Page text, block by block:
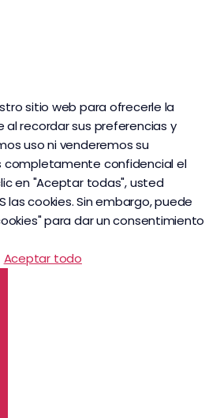
sitio web para ofrecerle la
recordar sus preferencias y
uso ni venderemos su
completamente confidencial el
en "Aceptar todas", usted
las cookies. Sin embargo, puede
para dar un consentimiento
Aceptar todo